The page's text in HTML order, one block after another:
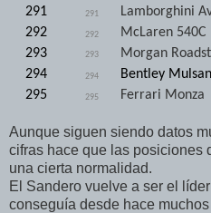
291
291 Lamborghini
292
292 McLaren 540C
293
293 Morgan
294
294 Bentley
295
295 Ferrari Monza
Aunque siguen siendo datos
cifras hace que las posiciones
una cierta normalidad.
El Sandero vuelve a ser el
conseguía desde hace